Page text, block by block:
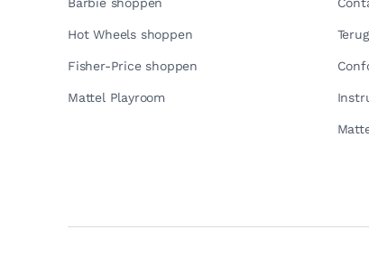
Hot Wheels shoppen
Fisher-Price shoppen
Mattel Playroom